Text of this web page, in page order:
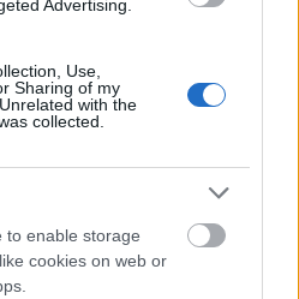
Advertising.
Use,
Sharing of my
with the
collected.
to enable storage
cookies on web or
έννοιες ταυτόσημες – 10